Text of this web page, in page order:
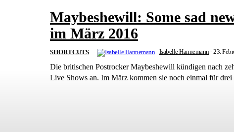
Maybeshewill: Some sad
im März 2016
SHORTCUTS Isabelle Hannemann-23.
Die britischen Postrocker Maybeshewill kündigen nach